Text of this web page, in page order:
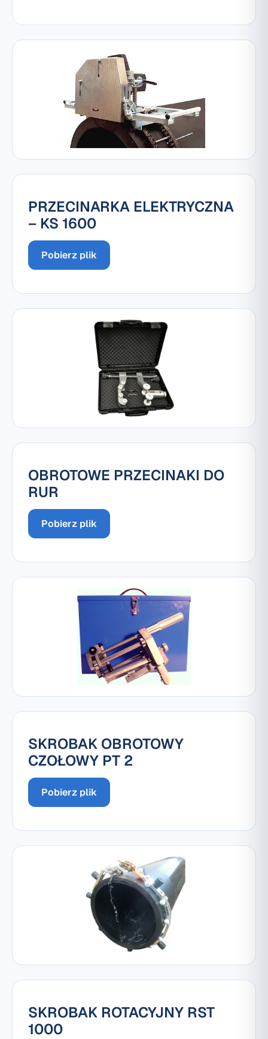
PRZECINARKA ELEKTRYCZNA
– KS 1600
Pobierz plik
OBROTOWE PRZECINAKI DO
RUR
Pobierz plik
SKROBAK OBROTOWY
CZOŁOWY PT 2
Pobierz plik
SKROBAK ROTACYJNY RST
1000